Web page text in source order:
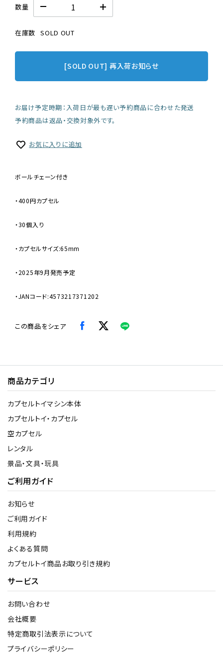
数量
在庫数 SOLD OUT
[SOLD OUT] 再入荷お知らせ
お届け予定時期：入荷日が最も遅い予約商品に合わせた発送
予約商品は返品・交換対象外です。
お気に入りに追加
ボールチェーン付き
・400円カプセル
・30個入り
・カプセルサイズ:65mm
・2025年9月発売予定
・JANコード:4573217371202
この商品をシェア
商品カテゴリ
カプセルトイマシン本体
カプセルトイ・カプセル
空カプセル
レンタル
景品・文具・玩具
ご利用ガイド
お知らせ
ご利用ガイド
利用規約
よくある質問
カプセルトイ商品お取り引き規約
サービス
お問い合わせ
会社概要
特定商取引法表示について
プライバシーポリシー